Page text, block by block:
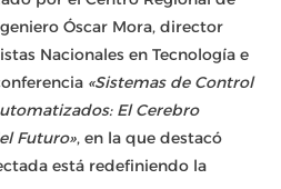
Óscar Mora, director
Nacionales en Tecnología e
«Sistemas de Control
El Cerebro
Futuro», en la que destacó
está redefiniendo la